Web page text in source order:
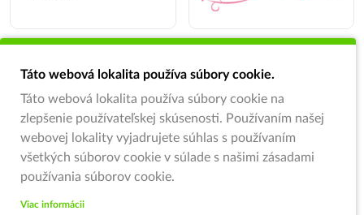
Táto webová lokalita používa súbory cookie.
Táto webová lokalita používa súbory cookie na
zlepšenie používateľskej skúsenosti. Používaním našej
webovej lokality vyjadrujete súhlas s používaním
všetkých súborov cookie v súlade s našimi zásadami
používania súborov cookie.
Viac informácii